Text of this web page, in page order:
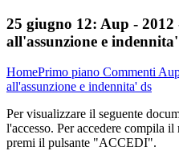
25 giugno 12: Aup - 2012
all'assunzione e
HomePrimo piano Commenti
all'assunzione e indennita' ds
Per visualizzare il seguente
l'accesso. Per accedere compila
premi il pulsante "ACCEDI".